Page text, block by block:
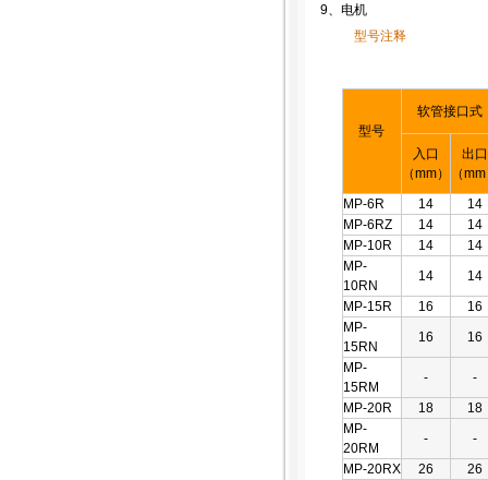
9、电机
型号注释
型号
软管接口式
入口
（mm）
出口
（
MP-6R
14
14
MP-6RZ
14
14
MP-10R
14
14
MP-
10RN
14
14
MP-15R
16
16
MP-
15RN
16
16
MP-
15RM
-
-
MP-20R
18
18
MP-
20RM
-
-
MP-20RX
26
26